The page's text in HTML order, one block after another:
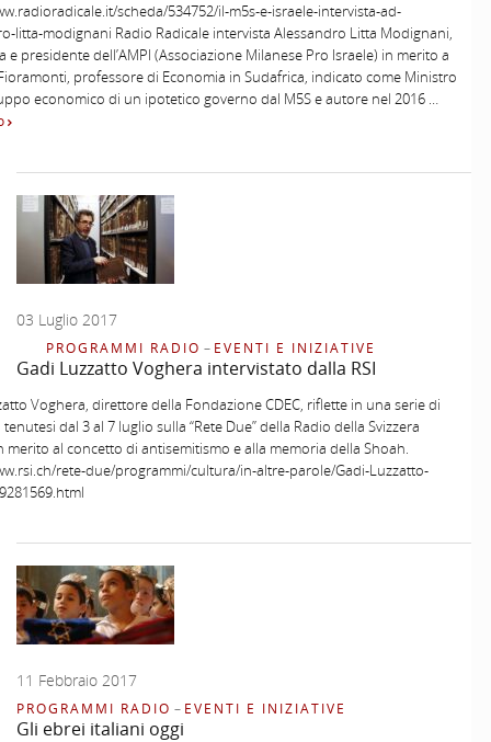
scheda/534752/il-m5s-e-israele-intervista-ad-
litta-modignani Radio Radicale intervista Alessandro Litta Modignani,
e presidente dell’AMPI (Associazione Milanese Pro Israele) in merito a
professore di Economia in Sudafrica, indicato come Ministro
economico di un ipotetico governo dal M5S e autore nel 2016 …
03 Luglio 2017
PROGRAMMI RADIO – EVENTI E INIZIATIVE
Gadi Luzzatto Voghera intervistato dalla RSI
Voghera, direttore della Fondazione CDEC, riflette in una serie di
dal 3 al 7 luglio sulla “Rete Due” della Radio della Svizzera
merito al concetto di antisemitismo e alla memoria della Shoah.
rete-due/programmi/cultura/in-altre-parole/Gadi-Luzzatto-
11 Febbraio 2017
PROGRAMMI RADIO – EVENTI E INIZIATIVE
Gli ebrei italiani oggi